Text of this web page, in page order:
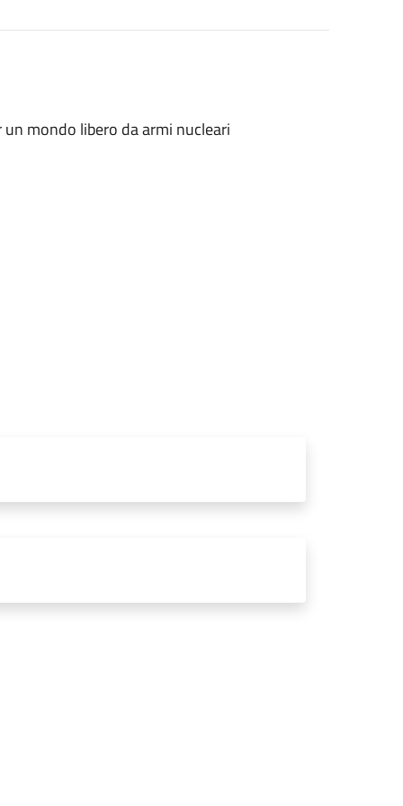
mondo libero da armi nucleari